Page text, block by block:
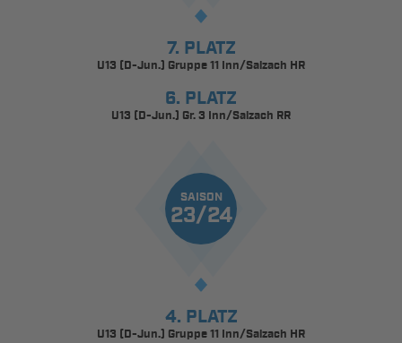
7. PLATZ
U13 (D-Jun.) Gruppe 11 Inn/Salzach HR
6. PLATZ
U13 (D-Jun.) Gr. 3 Inn/Salzach RR
SAISON
23/24
4. PLATZ
U13 (D-Jun.) Gruppe 11 Inn/Salzach HR